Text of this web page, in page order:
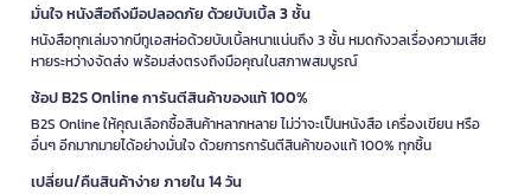
มั่นใจ หนังสือถึงมือปลอดภัย ด้วยบับเบิ้ล 3 ชั้น
หนังสือทุกเล่มจากบีทูเอสห่อด้วยบับเบิ้ลหนาแน่นถึง 3 ชั้น หมดกังวลเรื่องความเสีย
หายระหว่างจัดส่ง พร้อมส่งตรงถึงมือคุณในสภาพสมบูรณ์
ช้อป B2S Online การันตีสินค้าของแท้ 100%
B2S Online ให้คุณเลือกซื้อสินค้าหลากหลาย ไม่ว่าจะเป็นหนังสือ เครื่องเขียน หรือ
อื่นๆ อีกมากมายได้อย่างมั่นใจ ด้วยการการันตีสินค้าของแท้ 100% ทุกชิ้น
เปลี่ยน/คืนสินค้าง่าย ภายใน 14 วัน